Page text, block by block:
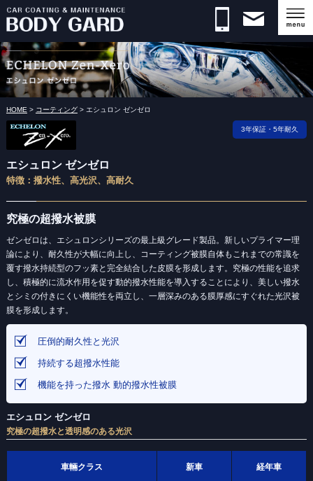
有限会社ボディガード 愛知県安城市 自動車コーディング・
カーフィルム施工・メンテナンスは カーコーティング専門店
BODY GARDへ
店舗情報・アクセスマップ
HOME> コーティング> エシュロン ゼンゼロ
3年保証・5年耐久
エシュロン ゼンゼロ
特徴：撥水性、高光沢、高耐久
究極の超撥水被膜
ゼンゼロは、エシュロンシリーズの最上級グレード製品。新しいプライマー理
論により、耐久性が大幅に向上し、コーティング被膜自体もこれまでの常識を
覆す撥水持続型のフッ素と完全結合した皮膜を形成します。究極の性能を追求
し、積極的に流水作用を促す動的撥水性能を導入することにより、美しい撥水
とシミの付きにくい機能性を両立し、一層深みのある膜厚感にすぐれた光沢被
膜を形成します。
圧倒的耐久性と光沢
持続する超撥水性能
機能を持った撥水 動的撥水性被膜
エシュロン ゼンゼロ
究極の超撥水と透明感のある光沢
車輛クラス 新車 経年車